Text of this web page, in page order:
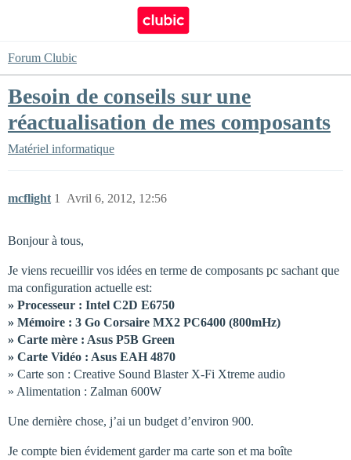
Forum Clubic
Besoin de conseils sur une
réactualisation de mes composants
Matériel informatique
mcflight Avril 6, 2012, 12:56
1
Bonjour à tous,
Je viens recueillir vos idées en terme de composants pc sachant que
ma configuration actuelle est:
» Processeur : Intel C2D E6750
» Mémoire : 3 Go Corsaire MX2 PC6400 (800mHz)
» Carte mère : Asus P5B Green
» Carte Vidéo : Asus EAH 4870
» Carte son : Creative Sound Blaster X-Fi Xtreme audio
» Alimentation : Zalman 600W
Une dernière chose, j’ai un budget d’environ 900.
Je compte bien évidement garder ma carte son et ma boîte